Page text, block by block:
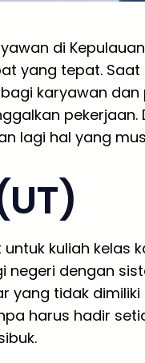
di
yang tepat. Saat
karyawan dan
pekerjaan.
lagi hal yang
kuliah kelas
negeri dengan
yang tidak
harus hadir